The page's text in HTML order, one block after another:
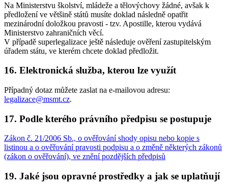
Na Ministerstvu školství, mládeže a tělovýchovy žádné, avšak k
předložení ve většině států musíte doklad následně opatřit
mezinárodní doložkou pravosti - tzv. Apostille, kterou vydává
Ministerstvo zahraničních věcí.
V případě superlegalizace ještě následuje ověření zastupitelským
úřadem státu, ve kterém chcete doklad předložit.
16. Elektronická služba, kterou lze využít
Případný dotaz můžete zaslat na e-mailovou adresu:
legalizace@msmt.cz.
17. Podle kterého právního předpisu se postupuje
Zákon č. 21/2006 Sb., o ověřování shody opisu nebo kopie s
listinou a o ověřování pravosti podpisu a o změně některých zákonů
(zákon o ověřování), ve znění pozdějších předpisů
19. Jaké jsou opravné prostředky a jak se uplatňují